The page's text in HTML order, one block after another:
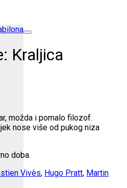
Kraljica
možda i pomalo filozof.
nose više od pukog niza
doba.
Vivès, Hugo Pratt, Martin